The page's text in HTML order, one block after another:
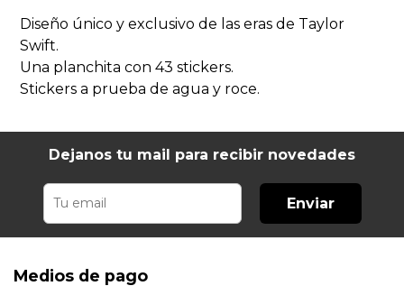
Diseño único y exclusivo de las eras de Taylor
Swift.
Una planchita con 43 stickers.
Stickers a prueba de agua y roce.
Dejanos tu mail para recibir novedades
Enviar
Medios de pago